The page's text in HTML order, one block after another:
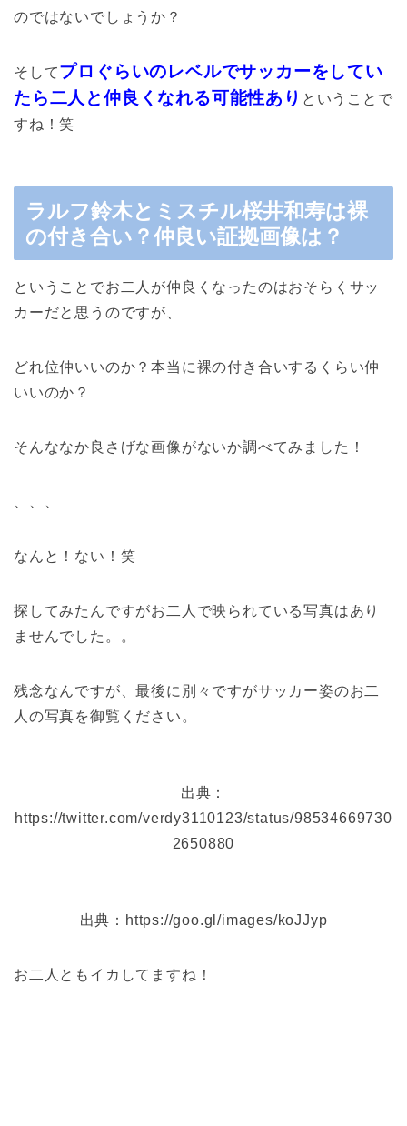
のではないでしょうか？
そしてプロぐらいのレベルでサッカーをしてい
たら二人と仲良くなれる可能性あり ということで
すね！笑
ラルフ鈴木とミスチル桜井和寿は裸
の付き合い？仲良い証拠画像は？
ということでお二人が仲良くなったのはおそらくサッ
カーだと思うのですが、
どれ位仲いいのか？本当に裸の付き合いするくらい仲
いいのか？
そんななか良さげな画像がないか調べてみました！
なんと！ない！笑
探してみたんですがお二人で映られている写真はあり
ませんでした。。
残念なんですが、最後に別々ですがサッカー姿のお二
人の写真を御覧ください。
出典：
https://twitter.com/verdy3110123/status/98534669730
2650880
出典：https://goo.gl/images/koJJyp
お二人ともイカしてますね！